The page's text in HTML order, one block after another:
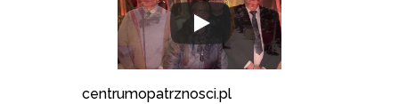
centrumopatrznosci.pl